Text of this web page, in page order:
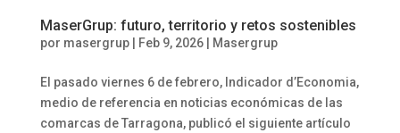
MaserGrup: futuro, territorio y retos sostenibles
por masergrup| Feb 9, 2026| Masergrup
El pasado viernes 6 de febrero, Indicador d’Economia,
medio de referencia en noticias económicas de las
comarcas de Tarragona, publicó el siguiente artículo